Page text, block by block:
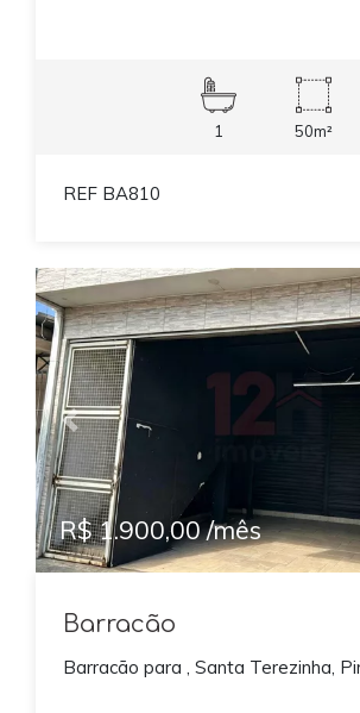
1 50m²
REF BA810
Previous
R$ 1.900,00 /mês
Barracão
Barracão para , Santa Terezinha,